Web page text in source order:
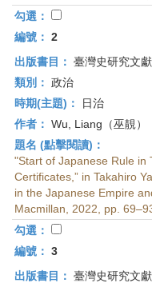
首
頁
勾選：
編號： 2
出版書目： 臺灣史研究文
類別： 政治
時期(主題)：
日治
作者： Wu, Liang（巫靚）
題名 (點擊閱讀)：
"Start of Japanese Rule in
Certificates,” in Takahiro
in the Japanese Empire
Macmillan, 2022, pp.
勾選：
編號： 3
出版書目： 臺灣史研究文